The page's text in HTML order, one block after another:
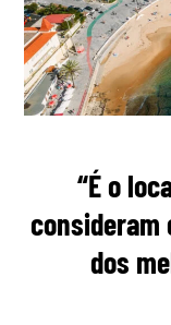
“É o
consideram
dos